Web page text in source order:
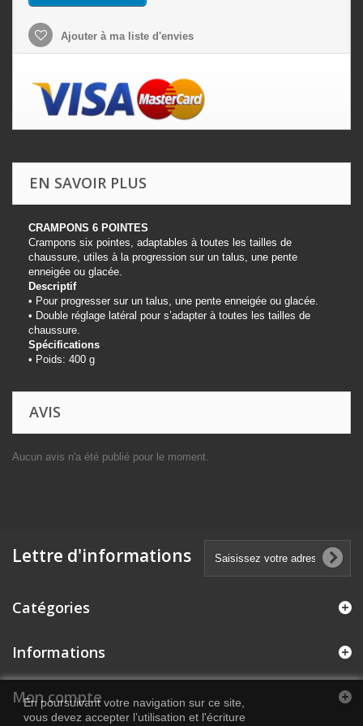
Ajouter à ma liste d'envies
EN SAVOIR PLUS
CRAMPONS 6 POINTES
Crampons six pointes, adaptables à toutes les tailles de
chaussure, utiles à la progression sur un talus, une pente
enneigée ou glacée.
Descriptif
• Pour progresser sur un talus, une pente enneigée ou glacée.
• Double réglage latéral pour s’adapter à toutes les tailles de
chaussure.
Spécifications
• Poids: 400 g
AVIS
Aucun avis n'a été publié pour le moment.
Lettre d'informations
Catégories
Informations
Mon compte
En poursuivant votre navigation sur ce site,
vous devez accepter l’utilisation et l'écriture